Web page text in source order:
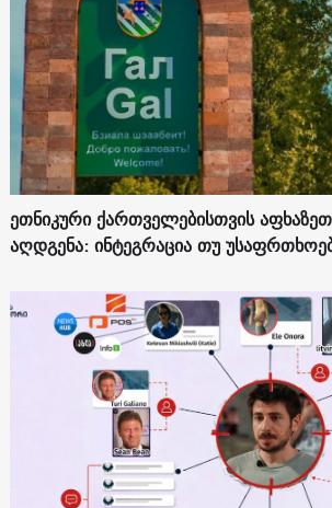
ეთნიკური ქართველებისთვის
აღდგენა: ინტეგრაცია თუ